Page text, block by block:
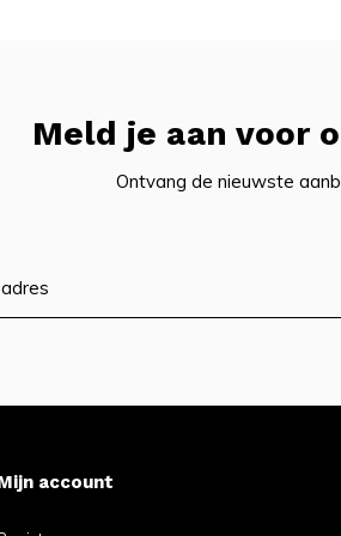
Meld je aan voor
Ontvang de nieuwste
account